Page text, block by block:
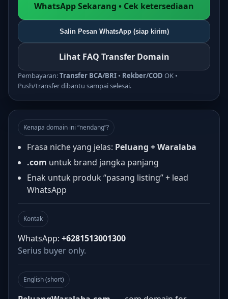
WhatsApp Sekarang • Cek ketersediaan
Salin Pesan WhatsApp (siap kirim)
Lihat FAQ Transfer Domain
Pembayaran:Transfer BCA/BRI • Rekber/COD OK •
Push/transfer dibantu sampai selesai.
Kenapa domain ini “nendang”?
Frasa niche yang jelas: Peluang + Waralaba
.com untuk brand jangka panjang
Enak untuk produk “pasang listing” + lead
WhatsApp
Kontak
WhatsApp: +6281513001300
Serius buyer only.
English (short)